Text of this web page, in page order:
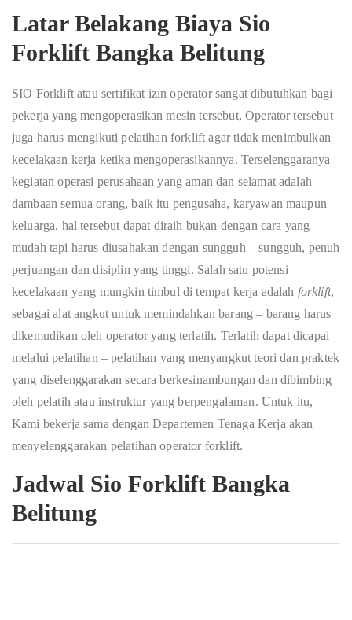
Latar Belakang Biaya Sio
Forklift Bangka Belitung
SIO Forklift atau sertifikat izin operator sangat dibutuhkan bagi
pekerja yang mengoperasikan mesin tersebut, Operator tersebut
juga harus mengikuti pelatihan forklift agar tidak menimbulkan
kecelakaan kerja ketika mengoperasikannya. Terselenggaranya
kegiatan operasi perusahaan yang aman dan selamat adalah
dambaan semua orang, baik itu pengusaha, karyawan maupun
keluarga, hal tersebut dapat diraih bukan dengan cara yang
mudah tapi harus diusahakan dengan sungguh – sungguh, penuh
perjuangan dan disiplin yang tinggi. Salah satu potensi
kecelakaan yang mungkin timbul di tempat kerja adalah forklift,
sebagai alat angkut untuk memindahkan barang – barang harus
dikemudikan oleh operator yang terlatih. Terlatih dapat dicapai
melalui pelatihan – pelatihan yang menyangkut teori dan praktek
yang diselenggarakan secara berkesinambungan dan dibimbing
oleh pelatih atau instruktur yang berpengalaman. Untuk itu,
Kami bekerja sama dengan Departemen Tenaga Kerja akan
menyelenggarakan pelatihan operator forklift.
Jadwal Sio Forklift Bangka
Belitung